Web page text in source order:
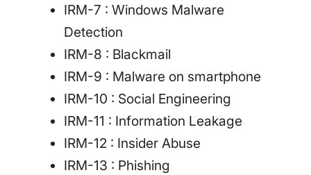
IRM-7 : Windows Malware
Detection
IRM-8 : Blackmail
IRM-9 : Malware on smartphone
IRM-10 : Social Engineering
IRM-11 : Information Leakage
IRM-12 : Insider Abuse
IRM-13 : Phishing